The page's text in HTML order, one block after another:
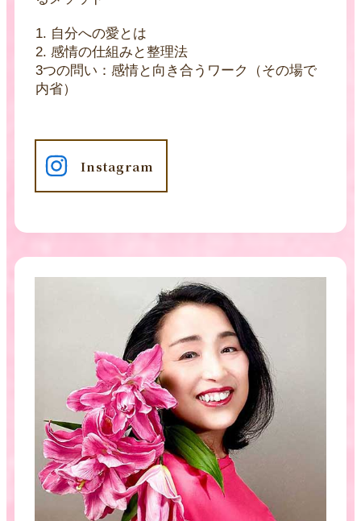
1. 自分への愛とは
2. 感情の仕組みと整理法
3つの問い：感情と向き合うワーク（その場で
内省）
Instagram